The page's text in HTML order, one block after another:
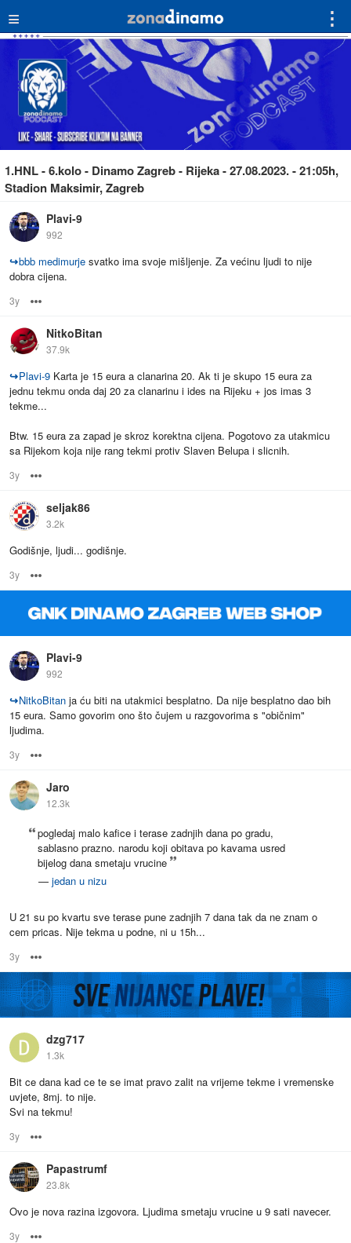
≡ ⋮
1.HNL - 6.kolo - Dinamo Zagreb - Rijeka - 27.08.2023. - 21:05h,
Stadion Maksimir, Zagreb
Plavi-9
992
↪bbb medimurje svatko ima svoje mišljenje. Za većinu ljudi to nije
dobra cijena.
3y
NitkoBitan
37.9k
↪Plavi-9 Karta je 15 eura a clanarina 20. Ak ti je skupo 15 eura za
jednu tekmu onda daj 20 za clanarinu i ides na Rijeku + jos imas 3
tekme...
Btw. 15 eura za zapad je skroz korektna cijena. Pogotovo za utakmicu
sa Rijekom koja nije rang tekmi protiv Slaven Belupa i slicnih.
3y
seljak86
3.2k
Godišnje, ljudi... godišnje.
3y
Plavi-9
992
↪NitkoBitan ja ću biti na utakmici besplatno. Da nije besplatno dao bih
15 eura. Samo govorim ono što čujem u razgovorima s "običnim"
ljudima.
3y
Jaro
12.3k
pogledaj malo kafice i terase zadnjih dana po gradu,
sablasno prazno. narodu koji obitava po kavama usred
bijelog dana smetaju vrucine
— jedan u nizu
U 21 su po kvartu sve terase pune zadnjih 7 dana tak da ne znam o
cem pricas. Nije tekma u podne, ni u 15h...
3y
dzg717
1.3k
Bit ce dana kad ce te se imat pravo zalit na vrijeme tekme i vremenske
uvjete, 8mj. to nije.
Svi na tekmu!
3y
Papastrumf
23.8k
Ovo je nova razina izgovora. Ljudima smetaju vrucine u 9 sati navecer.
3y